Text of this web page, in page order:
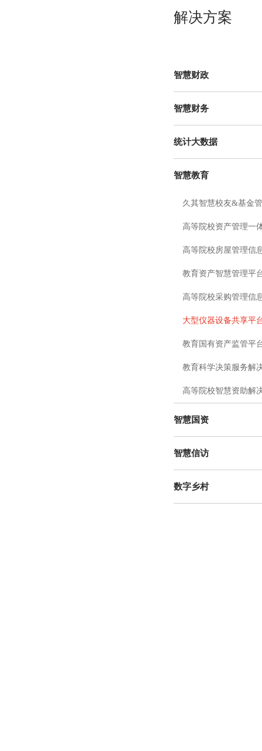
解决方案
智慧财政
智慧财务
统计大数据
智慧教育
教育科学决策服务解
高等院校智慧资助解
智慧国资
智慧信访
数字乡村